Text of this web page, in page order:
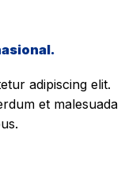
adipiscing elit.
et malesuada